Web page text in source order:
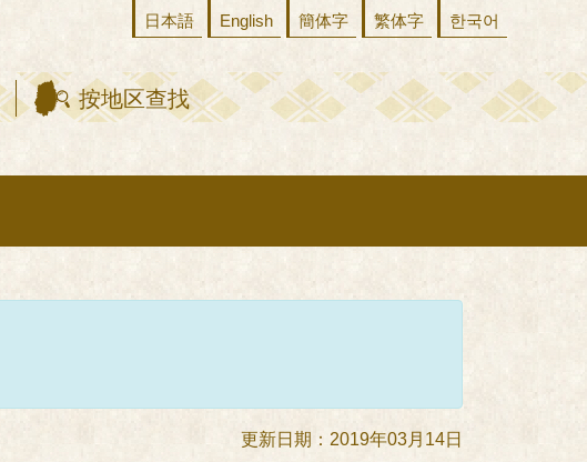
日本語 English 簡体字 繁体字 한국어
按地区查找
更新日期：2019年03月14日